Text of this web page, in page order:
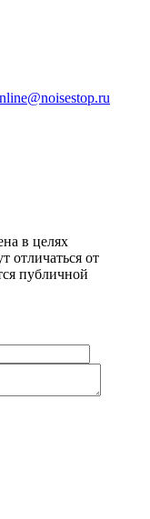
в целях
отличаться от
публичной